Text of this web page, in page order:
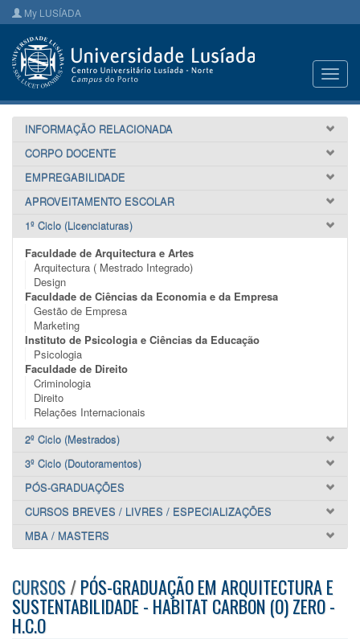
My LUSÍADA
INFORMAÇÃO RELACIONADA
CORPO DOCENTE
EMPREGABILIDADE
APROVEITAMENTO ESCOLAR
1º Ciclo (Licenciaturas)
Faculdade de Arquitectura e Artes
Arquitectura ( Mestrado Integrado)
Design
Faculdade de Ciências da Economia e da Empresa
Gestão de Empresa
Marketing
Instituto de Psicologia e Ciências da Educação
Psicologia
Faculdade de Direito
Criminologia
Direito
Relações Internacionais
2º Ciclo (Mestrados)
3º Ciclo (Doutoramentos)
PÓS-GRADUAÇÕES
CURSOS BREVES / LIVRES / ESPECIALIZAÇÕES
MBA / MASTERS
CURSOS/PÓS-GRADUAÇÃO EM ARQUITECTURA E
SUSTENTABILIDADE - HABITAT CARBON (O) ZERO -
H.C.O